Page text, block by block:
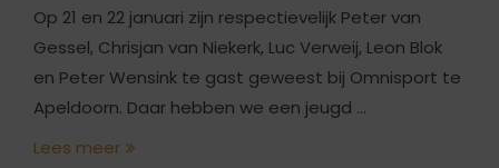
Op 21 en 22 januari zijn respectievelijk Peter van
Gessel, Chrisjan van Niekerk, Luc Verweij, Leon Blok
en Peter Wensink te gast geweest bij Omnisport te
Apeldoorn. Daar hebben we een jeugd …
Lees meer